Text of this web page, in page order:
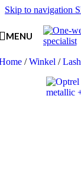
Skip to navigation
MENU
/ Winkel /